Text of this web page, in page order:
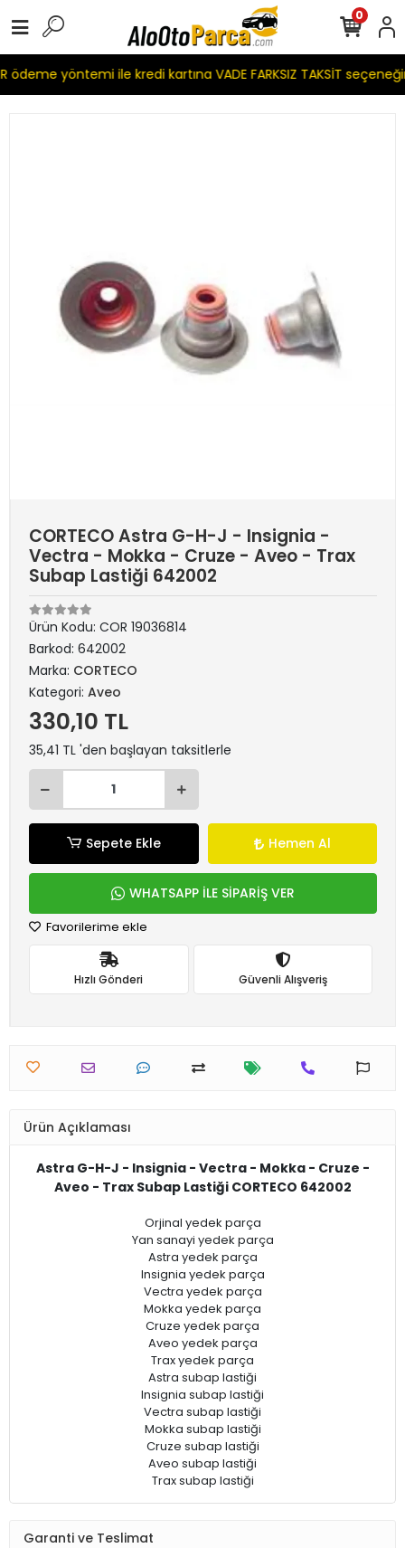
ödeme yöntemi ile kredi kartına VADE FARKSIZ TAKSİT
0
CORTECO Astra G-H-J - Insignia -
Vectra - Mokka - Cruze - Aveo - Trax
Subap Lastiği 642002
Ürün Kodu: COR 19036814
Barkod: 642002
Marka: CORTECO
Kategori: Aveo
330,10 TL
35,41 TL 'den başlayan taksitlerle
Sepete Ekle Hemen Al
WHATSAPP İLE SİPARİŞ VER
Favorilerime ekle
Hızlı Gönderi Güvenli Alışveriş
Ürün Açıklaması
Astra G-H-J - Insignia - Vectra - Mokka - Cruze -
Aveo - Trax Subap Lastiği CORTECO 642002
Orjinal yedek parça
Yan sanayi yedek parça
Astra yedek parça
Insignia yedek parça
Vectra yedek parça
Mokka yedek parça
Cruze yedek parça
Aveo yedek parça
Trax yedek parça
Astra subap lastiği
Insignia subap lastiği
Vectra subap lastiği
​​​​​​​Mokka subap lastiği
​​​​​​​Cruze subap lastiği
​​​​​​​Aveo subap lastiği
​​​​​​​Trax subap lastiği
Garanti ve Teslimat